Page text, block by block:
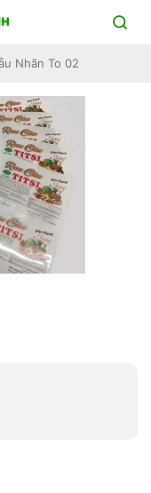
Nhãn To 02